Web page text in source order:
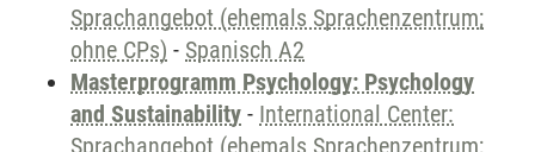
Sprachangebot (ehemals Sprachenzentrum;
ohne CPs) - Spanisch A2
Masterprogramm Psychology: Psychology
and Sustainability - International Center:
Sprachangebot (ehemals Sprachenzentrum;